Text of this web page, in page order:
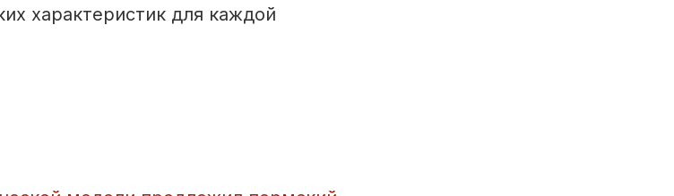
характеристик для каждой